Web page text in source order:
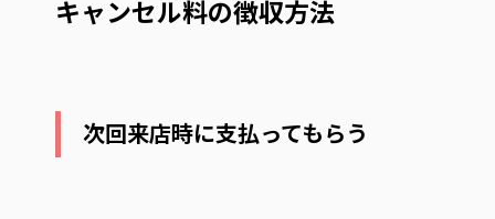
キャンセル料の徴収方法
次回来店時に支払ってもらう